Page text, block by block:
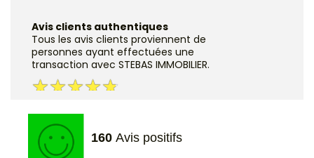
Avis clients authentiques
Tous les avis clients proviennent de
personnes ayant effectuées une
transaction avec STEBAS IMMOBILIER.
160 Avis positifs